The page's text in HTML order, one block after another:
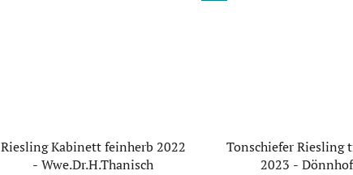
Riesling Kabinett feinherb 2022
- Wwe.Dr.H.Thanisch
Tonschiefer Riesling
2023 -